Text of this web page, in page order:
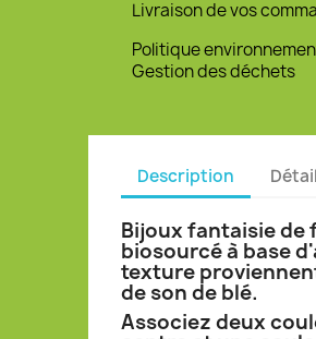
Livraison de vos
Politique
Gestion des déchets
Description
Bijoux fantaisie de
biosourcé à base
texture
de son de blé.
Associez deux